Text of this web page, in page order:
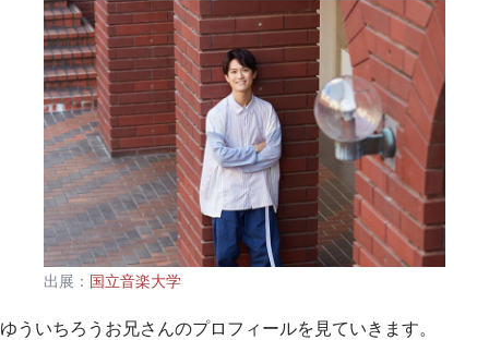
出展： 国立音楽大学
ゆういちろうお兄さんのプロフィールを見ていきます。